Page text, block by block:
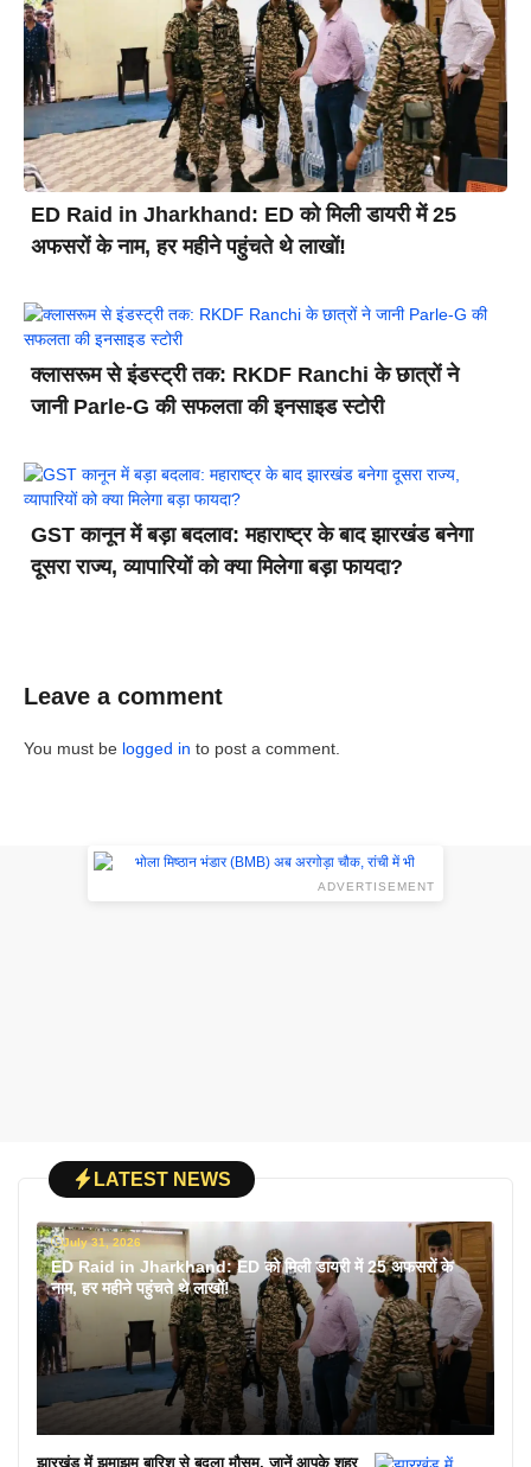
ED Raid in Jharkhand: ED को मिली डायरी में 25
अफसरों के नाम, हर महीने पहुंचते थे लाखों!
क्लासरूम से इंडस्ट्री तक: RKDF Ranchi के छात्रों ने
जानी Parle-G की सफलता की इनसाइड स्टोरी
GST कानून में बड़ा बदलाव: महाराष्ट्र के बाद झारखंड बनेगा
दूसरा राज्य, व्यापारियों को क्या मिलेगा बड़ा फायदा?
Leave a comment
You must be logged in to post a comment.
ADVERTISEMENT
LATEST NEWS
July 31, 2026
ED Raid in Jharkhand: ED को मिली डायरी में 25 अफसरों के
नाम, हर महीने पहुंचते थे लाखों!
झारखंड में झमाझम बारिश से बदला मौसम, जानें आपके शहर